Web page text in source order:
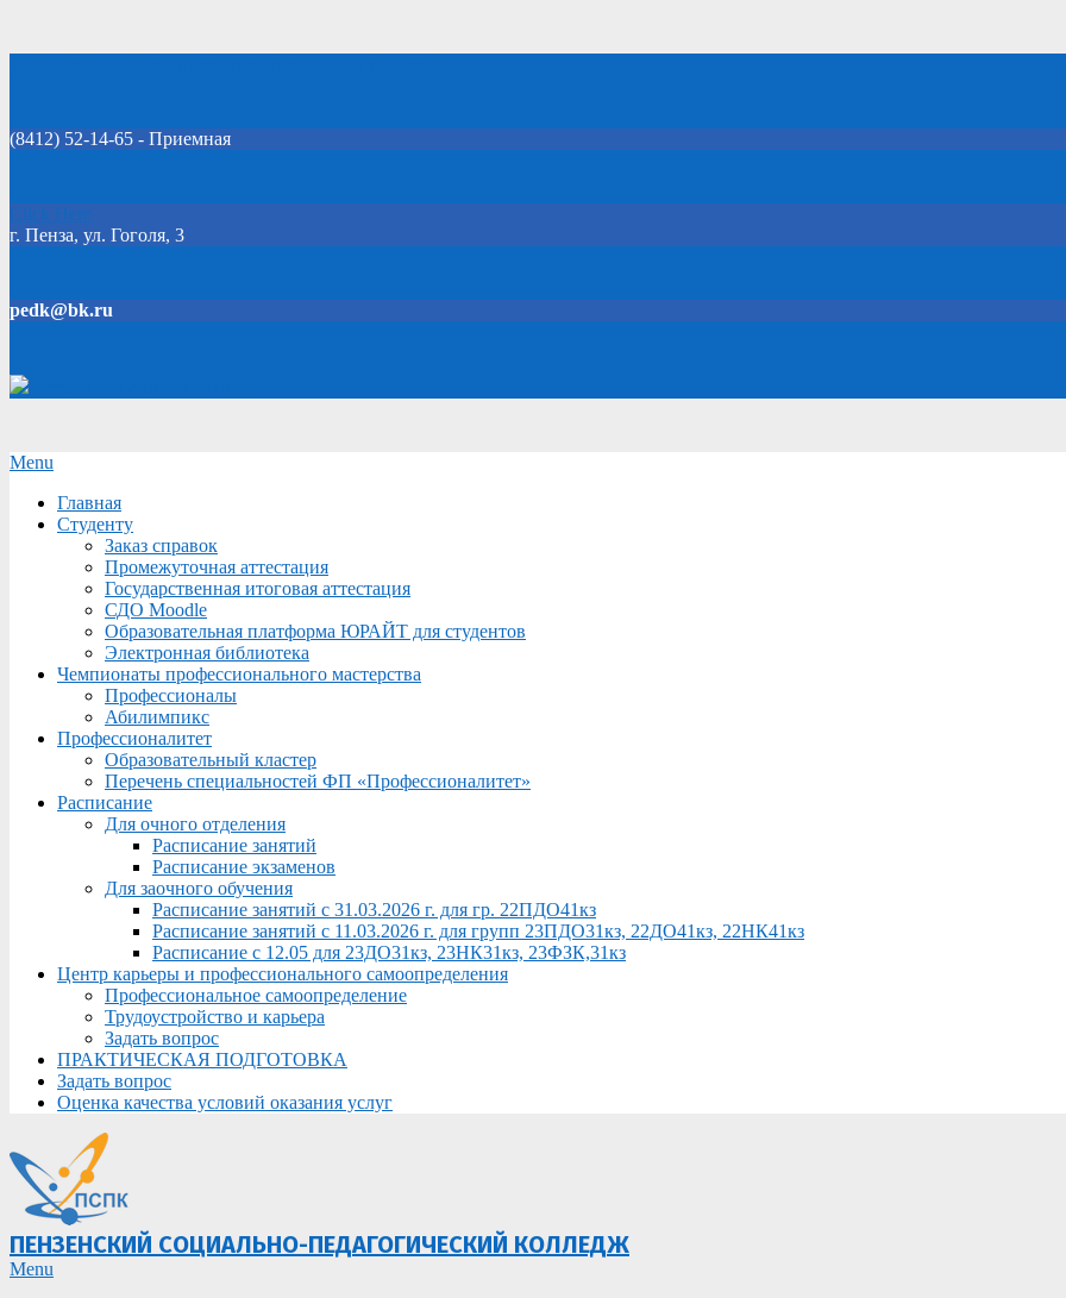
(8412) 52-14-65 - Приемная
Click Here
г. Пенза, ул. Гоголя, 3
pedk@bk.ru
Secondary
Menu
Menu
Главная
Студенту
Заказ справок
Промежуточная аттестация
Государственная итоговая аттестация
СДО Moodle
Образовательная платформа ЮРАЙТ для студентов
Электронная библиотека
Чемпионаты профессионального мастерства
Профессионалы
Абилимпикс
Профессионалитет
Образовательный кластер
Перечень специальностей ФП «Профессионалитет»
Расписание
Для очного отделения
Расписание занятий
Расписание экзаменов
Для заочного обучения
Расписание занятий с 31.03.2026 г. для гр. 22ПДО41кз
Расписание занятий с 11.03.2026 г. для групп 23ПДО31кз, 22ДО41кз, 22НК41кз
Расписание с 12.05 для 23ДО31кз, 23НК31кз, 23ФЗК,31кз
Центр карьеры и профессионального самоопределения
Профессиональное самоопределение
Трудоустройство и карьера
Задать вопрос
ПРАКТИЧЕСКАЯ ПОДГОТОВКА
Задать вопрос
Оценка качества условий оказания услуг
ПЕНЗЕНСКИЙ СОЦИАЛЬНО-ПЕДАГОГИЧЕСКИЙ КОЛЛЕДЖ
Primary
Menu